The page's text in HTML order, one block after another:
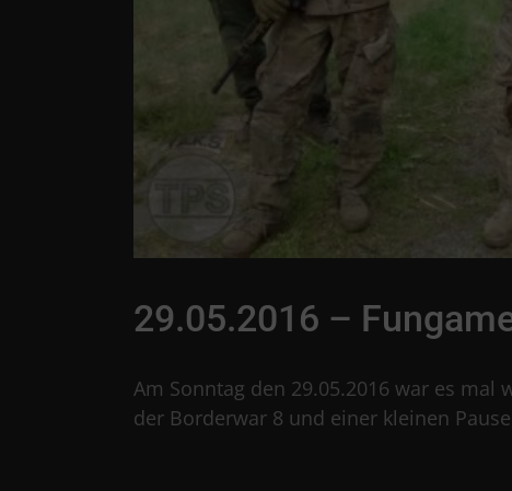
29.05.2016 –
Am Sonntag den 29.05.2016 war es mal
der Borderwar 8 und einer kleinen